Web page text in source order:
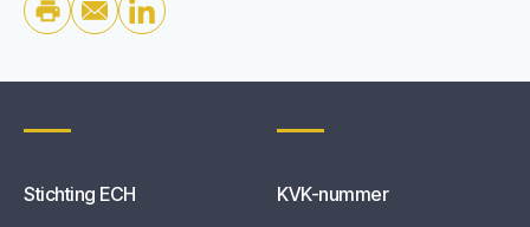
Stichting ECH KVK-nummer